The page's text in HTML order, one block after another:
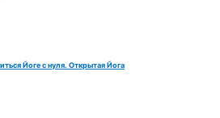
Йоге с нуля. Открытая Йога